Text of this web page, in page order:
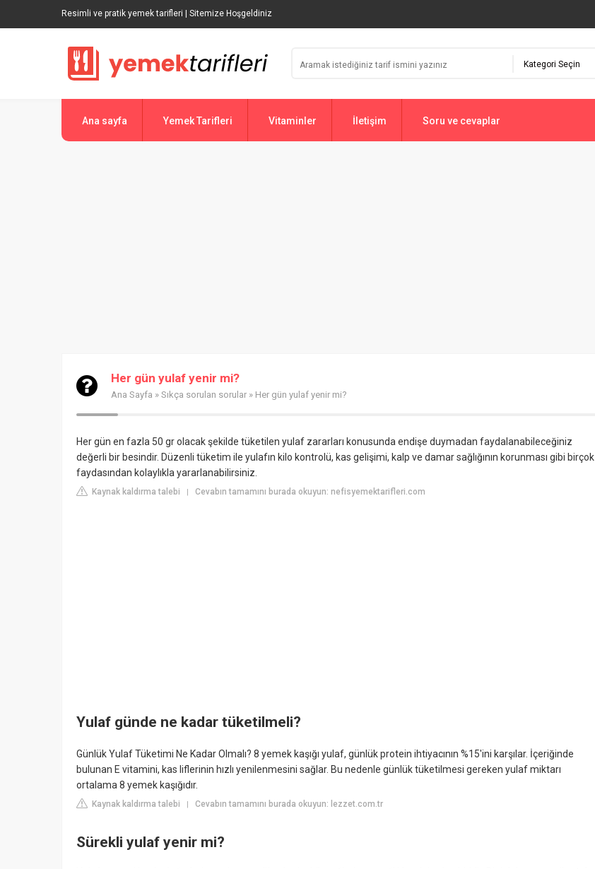
Resimli ve pratik yemek tarifleri | Sitemize Hoşgeldiniz
Ana sayfa Yemek Tarifleri Vitaminler İletişim Soru ve cevaplar
Her gün yulaf yenir mi?
Ana Sayfa » Sıkça sorulan sorular » Her gün yulaf yenir mi?
Her gün en fazla 50 gr olacak şekilde tüketilen yulaf zararları konusunda endişe duymadan faydalanabileceğiniz
değerli bir besindir. Düzenli tüketim ile yulafın kilo kontrolü, kas gelişimi, kalp ve damar sağlığının korunması gibi birçok
faydasından kolaylıkla yararlanabilirsiniz.
Kaynak kaldırma talebi | Cevabın tamamını burada okuyun: nefisyemektarifleri.com
Yulaf günde ne kadar tüketilmeli?
Günlük Yulaf Tüketimi Ne Kadar Olmalı? 8 yemek kaşığı yulaf, günlük protein ihtiyacının %15'ini karşılar. İçeriğinde
bulunan E vitamini, kas liflerinin hızlı yenilenmesini sağlar. Bu nedenle günlük tüketilmesi gereken yulaf miktarı
ortalama 8 yemek kaşığıdır.
Kaynak kaldırma talebi Cevabın tamamını burada okuyun: lezzet.com.tr
Sürekli yulaf yenir mi?